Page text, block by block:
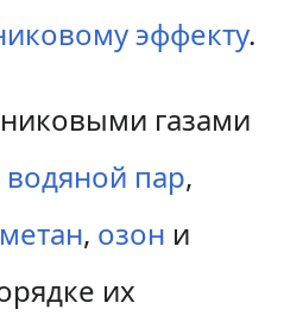
эффекту.
газами
водяной пар,
метан, озон и
их